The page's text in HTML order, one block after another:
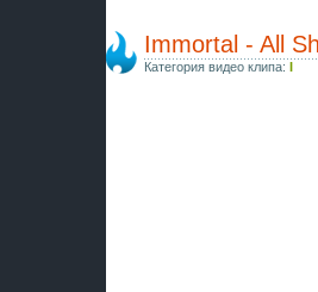
Immortal - All
Категория видео клипа: I